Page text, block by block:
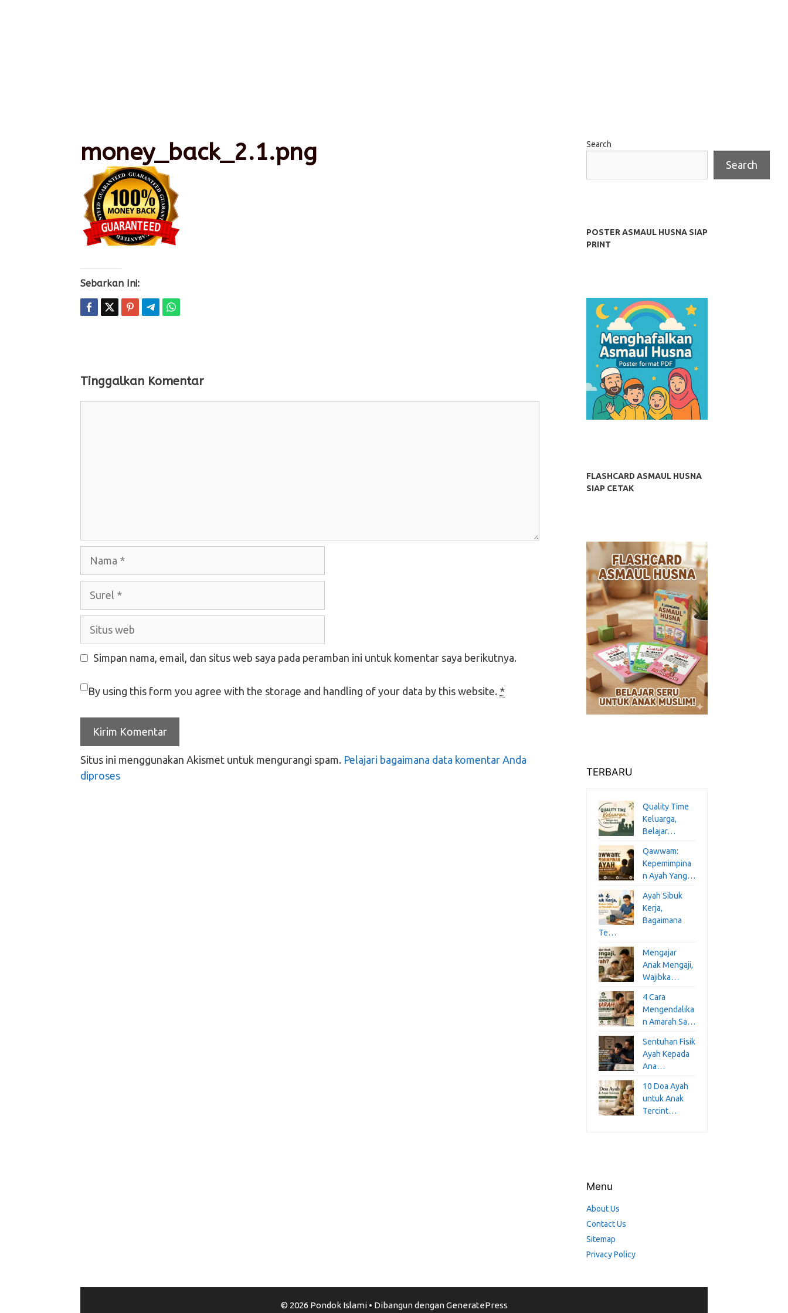
money_back_2.1.png
Sebarkan Ini:
Tinggalkan Komentar
Simpan nama, email, dan situs web saya pada peramban ini untuk komentar saya berikutnya.
By using this form you agree with the storage and handling of your data by this website. *
Situs ini menggunakan Akismet untuk mengurangi spam. Pelajari bagaimana data komentar Anda
diproses
Search
Search
POSTER ASMAUL HUSNA SIAP
PRINT
FLASHCARD ASMAUL HUSNA
SIAP CETAK
TERBARU
Quality Time
Keluarga,
Belajar…
Qawwam:
Kepemimpina
n Ayah Yang…
Ayah Sibuk
Kerja,
Bagaimana
Te…
Mengajar
Anak Mengaji,
Wajibka…
4 Cara
Mengendalika
n Amarah Sa…
Sentuhan Fisik
Ayah Kepada
Ana…
10 Doa Ayah
untuk Anak
Tercint…
Menu
About Us
Contact Us
Sitemap
Privacy Policy
© 2026 Pondok Islami• Dibangun denganGeneratePress